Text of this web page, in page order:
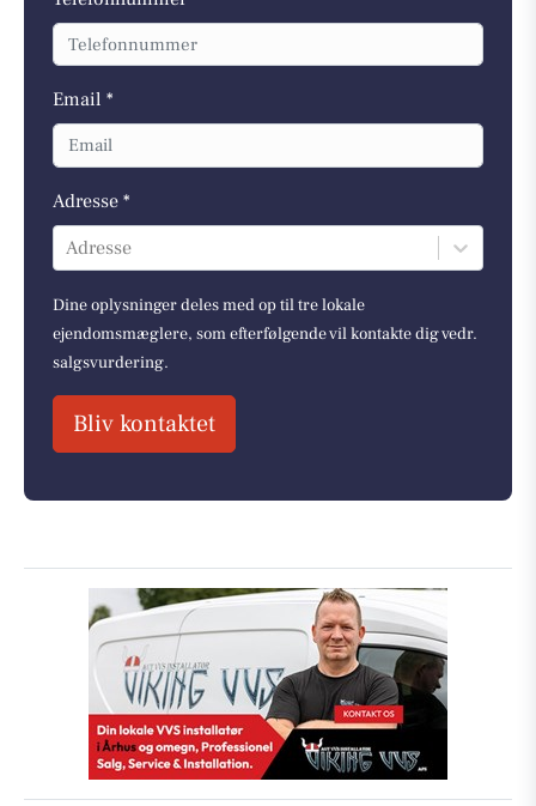
Email *
Adresse *
Adresse
Dine oplysninger deles med op til tre lokale
ejendomsmæglere, som efterfølgende vil kontakte dig vedr.
salgsvurdering.
Bliv kontaktet